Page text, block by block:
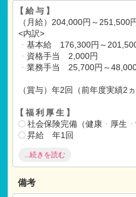
・ 保育の「質」にこだわり、
ら、豊かな心情・豊かな感性を
ていきます。
・ 人の命を預かる仕事、誰か
する仕事です。
【ご選考】
書類選考
↓
選考 面接＆施設見学
↓
内定
【給与】
（月給）204,000円～251,500
<内訳>
・ 基本給 176,300円～
・ 資格手当 2,000円
・ 業務手当 25,700円～
（賞与）年2回（前年度実績2ヵ
【福利厚生】
社会保険完備（健康・ 厚生 ・
昇給 年1回
【各種手当】
通勤手当(上限15,000円迄)
【試用期間】
...続きを読む
備考